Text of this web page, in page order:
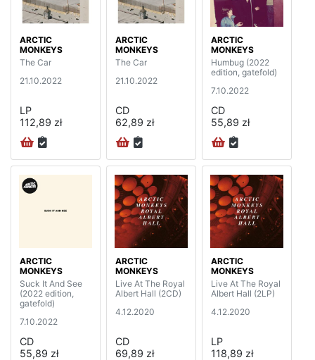
ARCTIC
MONKEYS
The Car
21.10.2022
LP
112,89 zł
ARCTIC
MONKEYS
The Car
21.10.2022
CD
62,89 zł
ARCTIC
MONKEYS
Humbug (2022
edition, gatefold)
7.10.2022
CD
55,89 zł
ARCTIC
MONKEYS
Suck It And See
(2022 edition,
gatefold)
7.10.2022
CD
55,89 zł
ARCTIC
MONKEYS
Live At The Royal
Albert Hall (2CD)
4.12.2020
CD
69,89 zł
ARCTIC
MONKEYS
Live At The Royal
Albert Hall (2LP)
4.12.2020
LP
118,89 zł